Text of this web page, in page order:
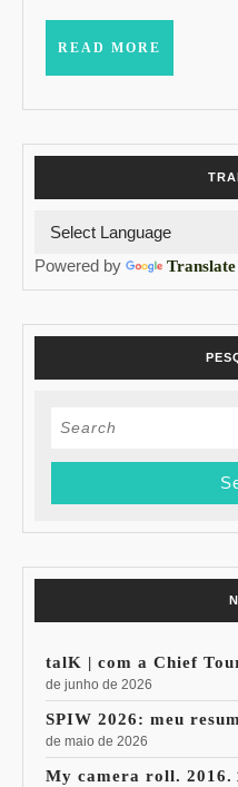
READ MORE
Powered by Translate
Search
talK | com a Chief
de junho de 2026
SPIW 2026: meu
de maio de 2026
My camera roll. 2016.